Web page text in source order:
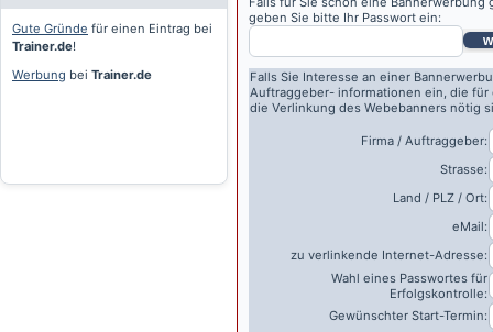
Gute Gründe für einen Eintrag bei
Trainer.de!
Werbung bei Trainer.de
geben Sie bitte Ihr Passwort ein:
Falls Sie Interesse an einer
Auftraggeber- informationen ein, die
die Verlinkung des Webebanners nötig
Firma / Auftraggeber:
Strasse:
Land / PLZ / Ort:
eMail:
zu verlinkende Internet-Adresse:
Wahl eines Passwortes für
Erfolgskontrolle:
Gewünschter Start-Termin: